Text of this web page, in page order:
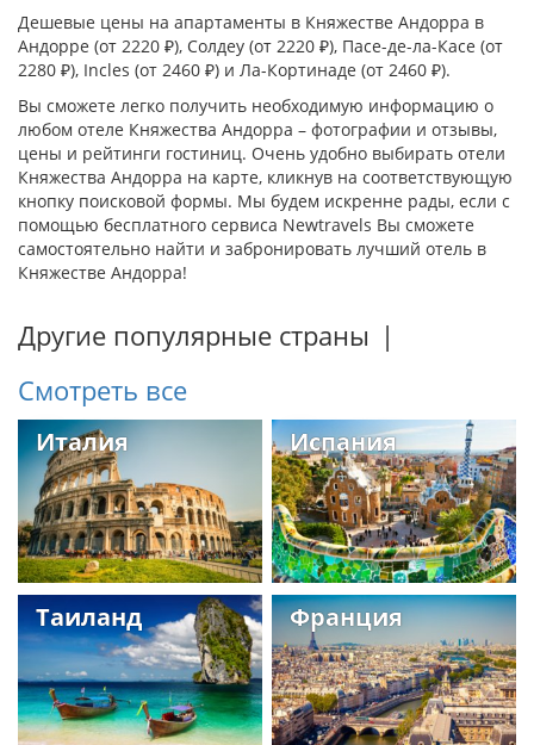
Дешевые цены на апартаменты в Княжестве Андорра в
Андорре (от 2220 ₽), Солдеу (от 2220 ₽), Пасе-де-ла-Касе (от
2280 ₽), Incles (от 2460 ₽) и Ла-Кортинаде (от 2460 ₽).
Вы сможете легко получить необходимую информацию о
любом отеле Княжества Андорра – фотографии и отзывы,
цены и рейтинги гостиниц. Очень удобно выбирать отели
Княжества Андорра на карте, кликнув на соответствующую
кнопку поисковой формы. Мы будем искренне рады, если с
помощью бесплатного сервиса Newtravels Вы сможете
самостоятельно найти и забронировать лучший отель в
Княжестве Андорра!
Другие популярные страны |
Смотреть все
Италия Испания
Таиланд Франция